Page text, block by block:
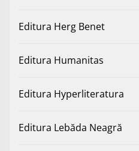
Editura Herg Benet
Editura Humanitas
Editura Hyperliteratura
Editura Lebăda Neagră